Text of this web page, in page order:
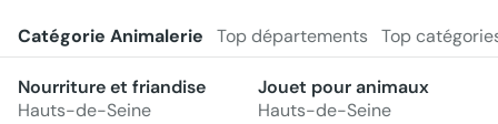
Catégorie Animalerie Top départements Top
Nourriture et friandise
Hauts-de-Seine
Jouet pour animaux
Hauts-de-Seine